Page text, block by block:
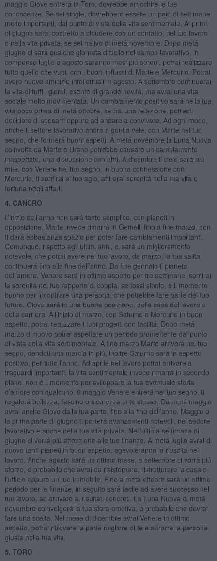
maggio Giove entrerá in Toro, dovrebbe arricchire le tue
conoscenze. Se sei single, dovrebbero essere un paio di settimane
molto importanti, dal punto di vista della vita sentimentale. Ai primi
di giugno sarai costretto a chiudere con un contatto, nel tuo lavoro
o nella vita privata, se sei nativo di metá novembre. Dopo metá
giugno ci sará qualche giornata difficile nel campo lavorativo, in
compenso luglio e agosto saranno mesi piú sereni, potrai realizzare
tutto quello che vuoi, con i buoni influssi di Marte e Mercurio. Potrai
avere nuove amicizie intellettuali in agosto. A settembre continuerai
la vita di tutti i giorni, esente di grande novitá, ma avrai una vita
sociale molto movimentata. Un cambiamento positivo sará nella tua
vita poco prima di metá ottobre, se hai una relazione, potresti
decidere di sposarti oppure ad andare a convivere. Ad ogni modo,
anche il settore lavorativo andrá a gonfia vele, con Marte nel tuo
segno, che formerá buoni aspetti. A metá novembre la Luna Nuova
coinvolta da Marte e Urano potrebbe causare un cambiamento
inaspettato, una discussione con altri. A dicembre il cielo sará piú
mite, con Venere nel tuo segno, in buona connessione con
Mercurio, ti sentirai al tuo agio, attirerai serenitá nella tua vita e
fortuna negli affari.
4. CANCRO
L’inizio dell’anno non sará tanto semplice, con pianeti in
opposizione, Marte invece rimarrá in Gemelli fino a fine marzo, non
ti dará abbastanza spazio per poter fare cambiamenti importanti.
Comunque, rispetto agli ultimi anni, ci sará un miglioramento
notevole, che potrai avere nel tuo lavoro, da marzo, la tua salita
continuerá fino alla fine dell’anno. Da fine gennaio il pianeta
dell’amore, Venere sará in ottimo aspetto per tre settimane, sentirai
la serenitá nel tuo rapporto di coppia, se fossi single, é il momento
buono per incontrare una persona, che potrebbe fare parte del tuo
futuro. Giove sará in una buona posizione, nella casa del lavoro e
della carriera. All’inizio di marzo, con Saturno e Mercurio in buon
aspetto, potrai realizzare i tuoi progetti con facilitá. Dopo metá
marzo di nuovo potrai aspettare un periodo promettente dal punto
di vista della vita sentimentale. A fine marzo Marte arriverá nel tuo
segno, dandoti una marcia in piú, inoltre Saturno sará in aspetto
positivo, per tutto l’anno. Ad aprile nel lavoro potrai arrivare a
traguardi importanti, la vita sentimentale invece rimarrá in secondo
piano, non é il momento per sviluppare la tua eventuale storia
d’amore con qualcuno. 8 maggio Venere entrerá nel tuo segno, ti
regalerá bellezza, fascino e sicurezza in te stesso. Da metá maggio
avrai anche Giove dalla tua parte, fino alla fine dell’anno. Maggio e
la prima parte di giugno ti porterá avanzamenti notevoli, nel settore
lavorativo e anche nella tua vita privata. Nell’ultima settimana di
giugno ci vorrá piú attenzione alle tue finanze. A metá luglio avrai di
nuovo tanti pianeti in buon aspetto, agevoleranno la riuscita nel
lavoro. Anche agosto sará un ottimo mese, a settembre ci vorrá piú
sforzo, é probabile che avrai da risistemare, ristrutturare la casa o
l’ufficio oppure un tuo immobile. Fino a metá ottobre sará un ottimo
periodo per le finanze, in seguito sará facile ad avere successo nel
tuo lavoro, ad arrivare ai risultati concreti. La Luna Nuova di metá
novembre coinvolgerá la tua sfera emotiva, é probabile che dovrai
fare una scelta. Nel mese di dicembre avrai Venere in ottimo
aspetto, potrai ritrovare la parte migliore di te e attrarre la persona
giusta nella tua vita.
5. TORO